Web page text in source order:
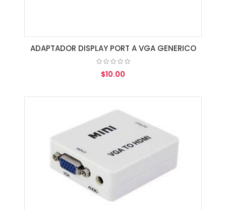
ADAPTADOR DISPLAY PORT A VGA GENERICO
$10.00